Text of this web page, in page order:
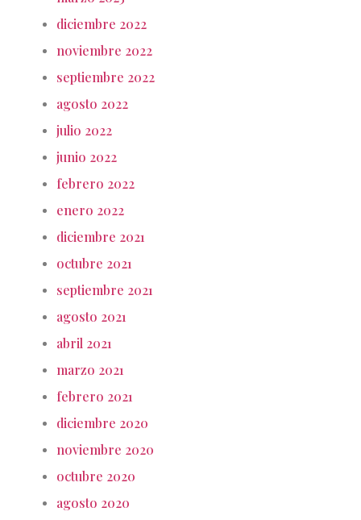
diciembre 2022
noviembre 2022
septiembre 2022
agosto 2022
julio 2022
junio 2022
febrero 2022
enero 2022
diciembre 2021
octubre 2021
septiembre 2021
agosto 2021
abril 2021
marzo 2021
febrero 2021
diciembre 2020
noviembre 2020
octubre 2020
agosto 2020